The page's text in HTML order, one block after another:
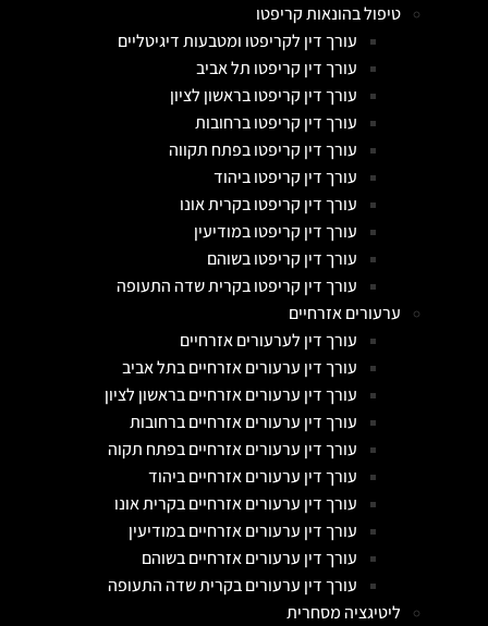
טיפול בהונאות קריפטו
עורך דין לקריפטו ומטבעות דיגיטליים
עורך דין קריפטו תל אביב
עורך דין קריפטו בראשון לציון
עורך דין קריפטו ברחובות
עורך דין קריפטו בפתח תקווה
עורך דין קריפטו ביהוד
עורך דין קריפטו בקרית אונו
עורך דין קריפטו במודיעין
עורך דין קריפטו בשוהם
עורך דין קריפטו בקרית שדה התעופה
ערעורים אזרחיים
עורך דין לערעורים אזרחיים
עורך דין ערעורים אזרחיים בתל אביב
עורך דין ערעורים אזרחיים בראשון לציון
עורך דין ערעורים אזרחיים ברחובות
עורך דין ערעורים אזרחיים בפתח תקוה
עורך דין ערעורים אזרחיים ביהוד
עורך דין ערעורים אזרחיים בקרית אונו
עורך דין ערעורים אזרחיים במודיעין
עורך דין ערעורים אזרחיים בשוהם
עורך דין ערעורים בקרית שדה התעופה
ליטיגציה מסחרית